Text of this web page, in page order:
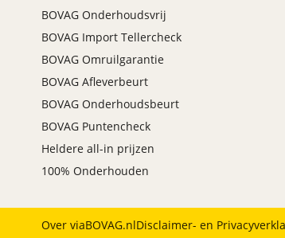
BOVAG Onderhoudsvrij
BOVAG Import Tellercheck
BOVAG Omruilgarantie
BOVAG Afleverbeurt
BOVAG Onderhoudsbeurt
BOVAG Puntencheck
Heldere all-in prijzen
100% Onderhouden
Over viaBOVAG.nlDisclaimer- en